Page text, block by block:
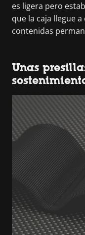
es ligera pero
que la caja llegue
contenidas
Unas